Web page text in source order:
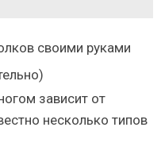
зависит от
несколько типов